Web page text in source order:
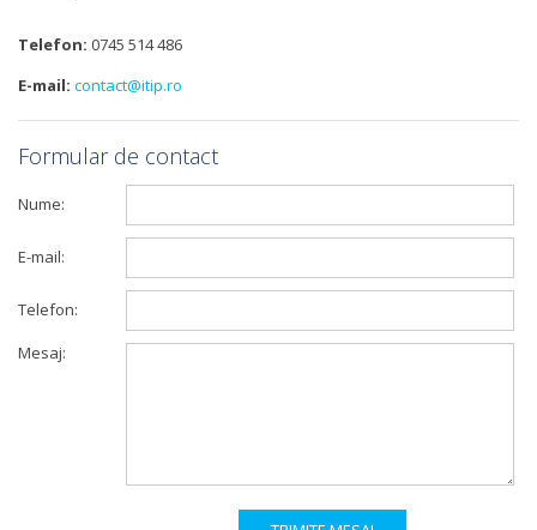
Telefon: 0745 514 486
E-mail: contact@itip.ro
Formular de contact
Nume:
E-mail:
Telefon:
Mesaj: